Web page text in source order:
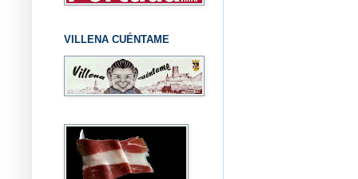
VILLENA CUÉNTAME